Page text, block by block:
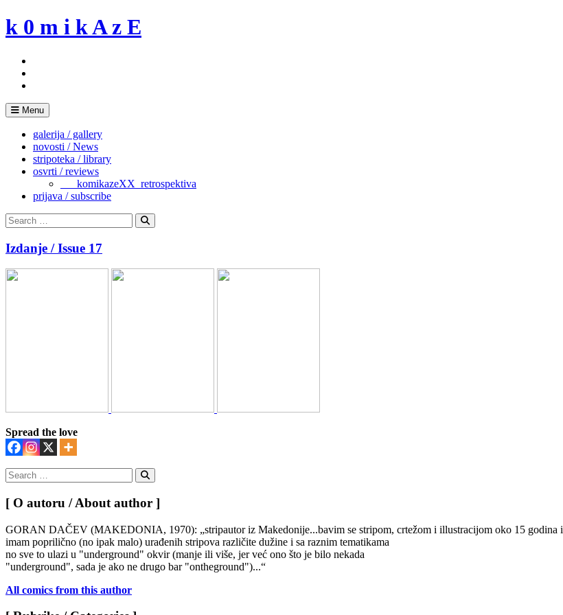
Skip
to
k 0 m i k A z E
Menu
galerija / gallery
novosti / News
stripoteka / library
osvrti / reviews
___komikazeXX_retrospektiva
prijava / subscribe
Search
for:
Search
Izdanje / Issue 17
Spread the love
Search
for:
Search
[ O autoru / About author ]
GORAN DAČEV (MAKEDONIA, 1970): „stripautor iz Makedonije...bavim se stripom, crtežom i illustracijom oko 15 godina i
imam poprilično (no ipak malo) urađenih stripova različite dužine i sa raznim tematikama
no sve to ulazi u "underground" okvir (manje ili više, jer već ono što je bilo nekada
"underground", sada je ako ne drugo bar "ontheground")...“
All comics from this author